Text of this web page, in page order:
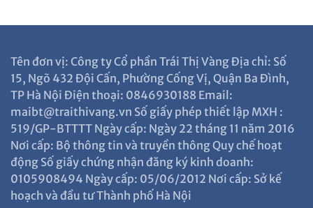
Tên đơn vị: Công ty Cổ phần Trái Thị Vàng Địa chỉ: Số
15, Ngõ 432 Đội Cấn, Phường Cống Vị, Quận Ba Đình,
TP Hà Nội Điện thoại: 0846930188 Email:
maibt@traithivang.vn Số giấy phép thiết lập MXH :
519/GP-BTTTT Ngày cấp: Ngày 22 tháng 11 năm 2016
Nơi cấp: Bộ thông tin và truyền thông Quy chế hoạt
động Số giấy chứng nhận đăng ký kinh doanh:
0105908494 Ngày cấp: 05/06/2012 Nơi cấp: Sở kế
hoạch và đầu tư Thành phố Hà Nội